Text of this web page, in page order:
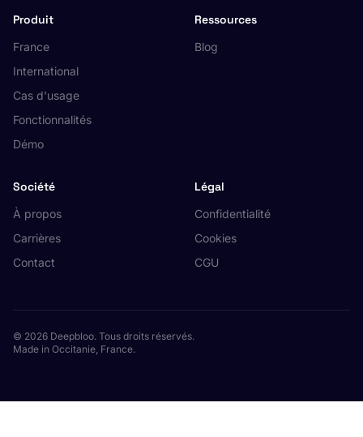
Produit
France
International
Cas d'usage
Fonctionnalités
Démo
Ressources
Blog
Société
À propos
Carrières
Contact
Légal
Confidentialité
Cookies
CGU
© 2026 Deepbloo. Tous droits réservés.
Made in Occitanie, France.